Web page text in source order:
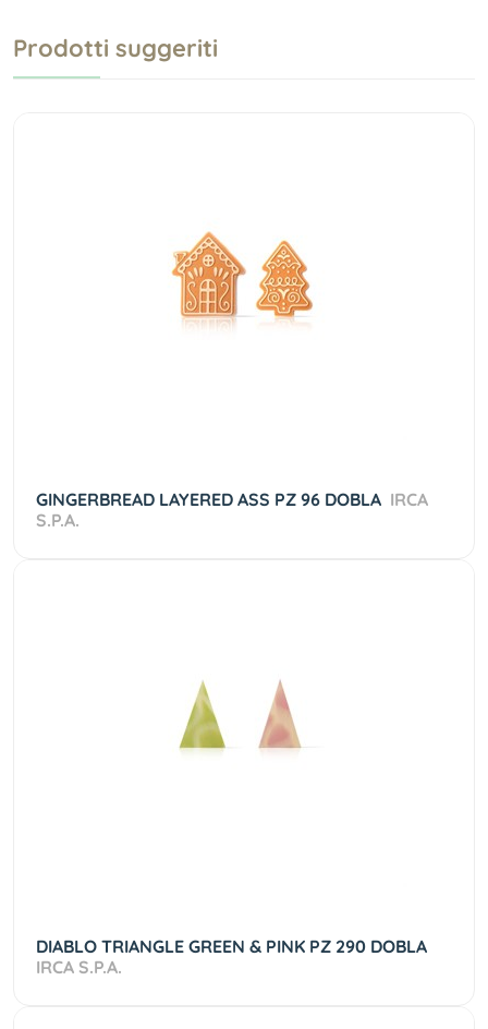
Prodotti suggeriti
GINGERBREAD LAYERED ASS PZ 96 DOBLA IRCA
S.P.A.
DIABLO TRIANGLE GREEN & PINK PZ 290 DOBLA
IRCA S.P.A.